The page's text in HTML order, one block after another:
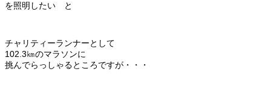
を照明したい と
チャリティーランナーとして
102.3㎞のマラソンに
挑んでらっしゃるところですが・・・